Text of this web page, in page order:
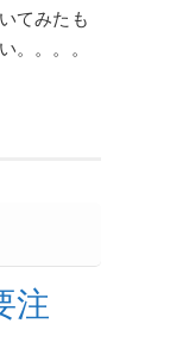
てみたも
。。。。
注